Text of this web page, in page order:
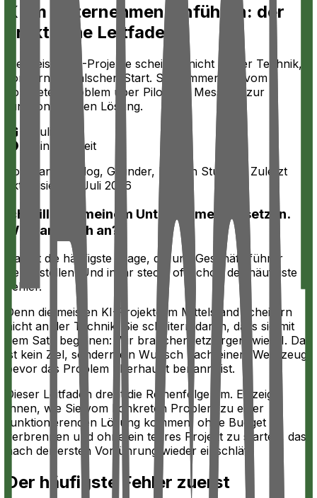
KI im Unternehmen einführen: der
praktische Leitfaden
Die meisten KI-Projekte scheitern nicht an der Technik,
sondern am falschen Start. So kommen Sie vom
konkreten Problem über Pilot und Messung zur
funktionierenden Lösung.
5. Juli 2026
min
Lesezeit
Von
Danijel Balog, Gründer, Fragon Studios
· Zuletzt
aktualisiert: 5. Juli 2026
Ich will KI in meinem Unternehmen einsetzen.
Wie fange ich an?
Das ist die häufigste Frage, die uns Geschäftsführer
heute stellen. Und in ihr steckt oft schon der häufigste
Fehler.
Denn die meisten KI-Projekte im Mittelstand scheitern
nicht an der Technik. Sie scheitern daran, dass sie mit
dem Satz beginnen: Wir brauchen jetzt irgendwie KI. Das
ist kein Ziel, sondern ein Wunsch nach einem Werkzeug,
bevor das Problem überhaupt benannt ist.
Dieser Leitfaden dreht die Reihenfolge um. Er zeigt
Ihnen, wie Sie vom konkreten Problem zu einer
funktionierenden Lösung kommen, ohne Budget zu
verbrennen und ohne ein teures Projekt zu starten, das
nach der ersten Vorführung wieder einschläft.
Der häufigste Fehler zuerst